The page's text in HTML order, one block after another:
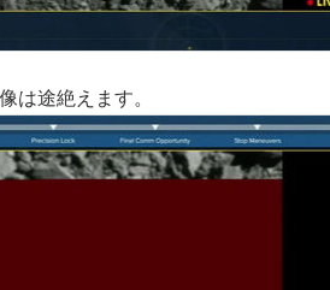
は途絶えます。